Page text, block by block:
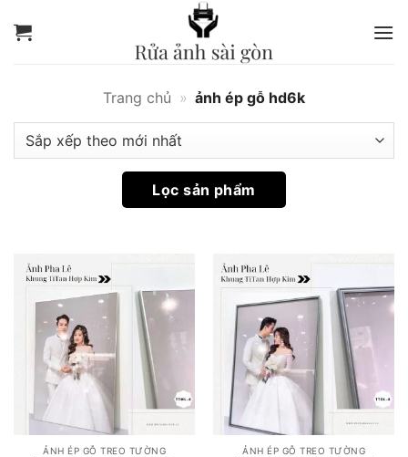
quaảnh
hd6k
Trang chủ » ảnh ép gỗ hd6k
Lọc sản phẩm
ẢNH ÉP GỖ TREO TƯỜNG ẢNH ÉP GỖ TREO TƯỜNG